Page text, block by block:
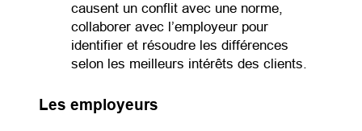
causent un conflit avec une norme,
collaborer avec l’employeur pour
identifier et résoudre les différences
selon les meilleurs intérêts des clients.
Les employeurs